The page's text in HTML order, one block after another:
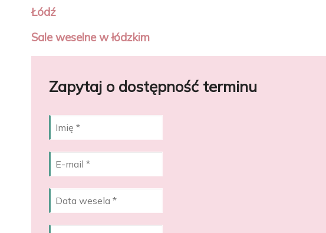
Łódź
Sale weselne w łódzkim
Zapytaj o dostępność terminu